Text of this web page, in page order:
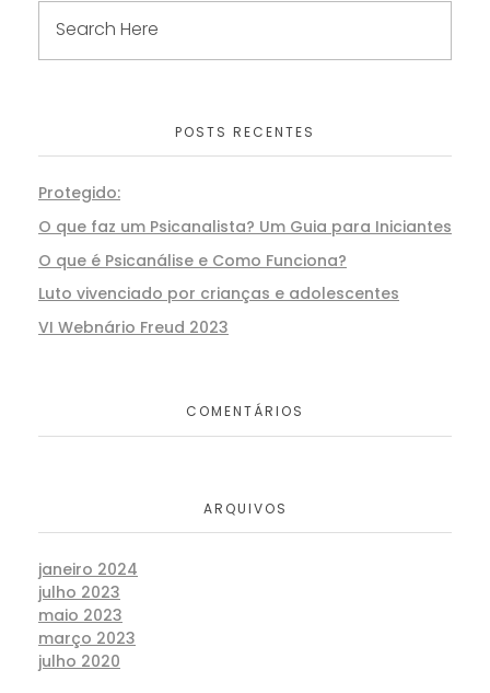
POSTS RECENTES
Protegido:
O que faz um Psicanalista? Um Guia para Iniciantes
O que é Psicanálise e Como Funciona?
Luto vivenciado por crianças e adolescentes
VI Webnário Freud 2023
COMENTÁRIOS
ARQUIVOS
janeiro 2024
julho 2023
maio 2023
março 2023
julho 2020